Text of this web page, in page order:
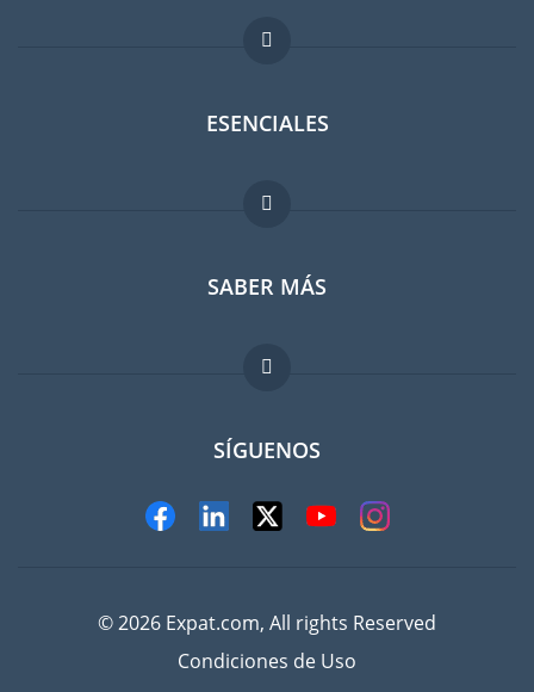
ESENCIALES
Foro para expatriados
Guia para expatriados
Trabajos en el extranjero
SABER MÁS
FAQ
SÍGUENOS
© 2026 Expat.com, All rights Reserved
Condiciones de Uso